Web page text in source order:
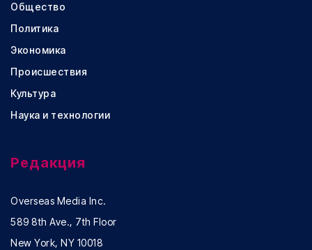
Общество
Политика
Экономика
Происшествия
Культура
Наука и технологии
Редакция
Overseas Media Inc.
589 8th Ave., 7th Floor
New York, NY 10018